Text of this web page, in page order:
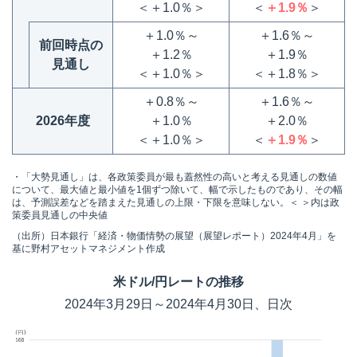
＜＋1.0％＞
＜ ＋1.9％ ＞
前回時点の
見通し
＋1.0％～
＋1.2％
＜＋1.0％＞
＋1.6％～
＋1.9％
＜＋1.8％＞
2026年度
＋0.8％～
＋1.0％
＜＋1.0％＞
＋1.6％～
＋2.0％
＜ ＋1.9％ ＞
・「大勢見通し」は、各政策委員が最も蓋然性の高いと考える見通しの数値
について、最大値と最小値を1個ずつ除いて、幅で示したものであり、その幅
は、予測誤差などを踏まえた見通しの上限・下限を意味しない。＜ ＞内は政
策委員見通しの中央値
（出所）日本銀行「経済・物価情勢の展望（展望レポート）2024年4月」を
基に野村アセットマネジメント作成
米ドル/円レートの推移
2024年3月29日～2024年4月30日、日次